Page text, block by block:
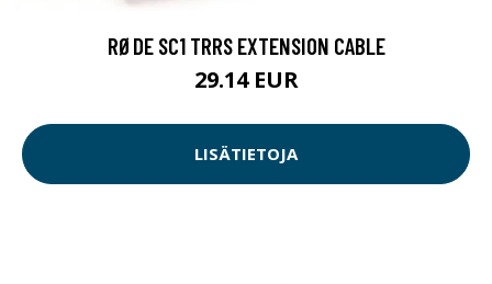
RØDE SC1 TRRS EXTENSION CABLE
29.14 EUR
LISÄTIETOJA